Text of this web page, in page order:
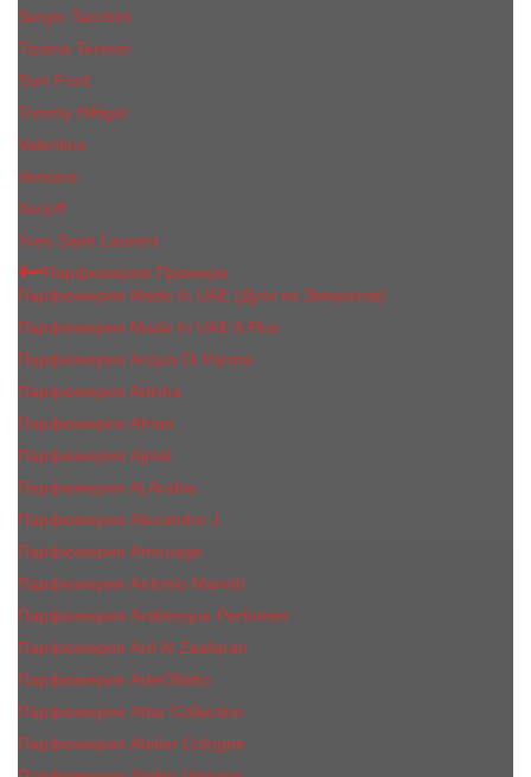
Sergio Tacchini
Tiziana Terenzi
Tom Ford
Tommy Hilfiger
Valentino
Versace
Xerjoff
Yves Saint Laurent
Парфюмерия Премиум
Парфюмерия Made In UAE (Духи из Эмиратов)
Парфюмерия Made In UAE A Plus
Парфюмерия Acqua Di Parma
Парфюмерия Adisha
Парфюмерия Afnan
Парфюмерия Ajmal
Парфюмерия Aj Arabia
Парфюмерия Alexandre J.
Парфюмерия Amouage
Парфюмерия Antonio Maretti
Парфюмерия Arabesque Perfumes
Парфюмерия Ard Al Zaafaran
Парфюмерия ArteOlfatto
Парфюмерия Attar Collection
Парфюмерия Atelier Cologne